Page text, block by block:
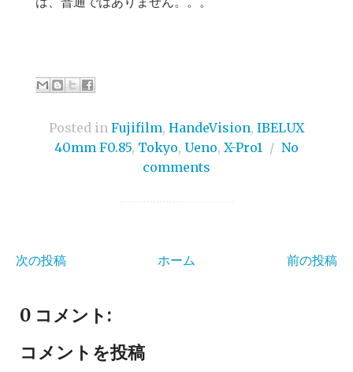
Posted in Fujifilm, HandeVision, IBELUX
40mm F0.85, Tokyo, Ueno, X-Pro1 / No
comments
次の投稿 前の投稿
ホーム
0 コメント:
コメントを投稿